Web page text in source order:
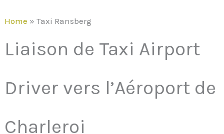
Home »Taxi Ransberg
Liaison de Taxi Airport
Driver vers l’Aéroport de
Charleroi